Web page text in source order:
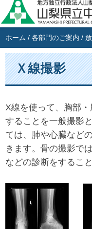
ホーム /各部門のご案内 /
Ｘ線撮影
X線を使って、胸部
することを一般撮影
ては、肺や心臓など
きます。骨の撮影で
などの診断をするこ